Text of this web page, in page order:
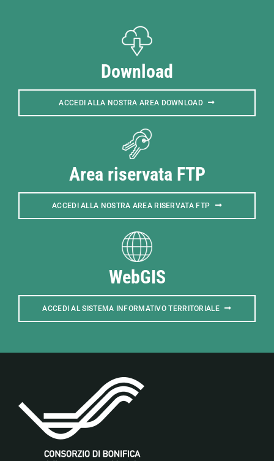
Download
ACCEDI ALLA NOSTRA AREA DOWNLOAD
Area riservata FTP
ACCEDI ALLA NOSTRA AREA RISERVATA FTP
WebGIS
ACCEDI AL SISTEMA INFORMATIVO TERRITORIALE